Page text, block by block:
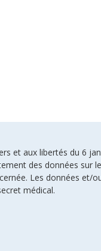
et aux libertés du 6
des données sur
Les données et/
médical.